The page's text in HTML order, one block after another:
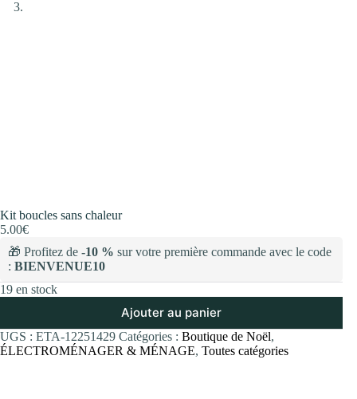
Kit boucles sans chaleur
5.00€
🎁 Profitez de -10 % sur votre première commande avec le code
: BIENVENUE10
19 en stock
Ajouter au panier
UGS : ETA-12251429 Catégories : Boutique de Noël,
ÉLECTROMÉNAGER & MÉNAGE, Toutes catégories